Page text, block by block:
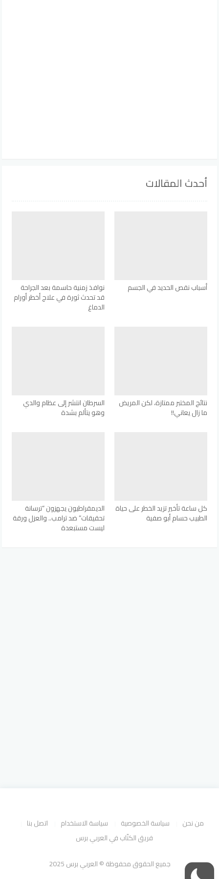
أحدث المقالات
أسباب نقص الحديد في الجسم نوافذ زمنية حاسمة بعد الجراحة
قد تحدث ثورة في علاج أخطر أورام
الدماغ
نتائج المختبر ممتازة، لكن المريض
ما زال يعاني!!
السرطان انتشر إلى عظام والدي
وهو يتألم بشدة
كل ساعة تأخير تزيد الخطر على حياة
الطبيب حسام أبو صفية
الديمقراطيون يجهزون “ترسانة
تحقيقات” ضد ترامب.. والعزل ورقة
ليست مستبعدة
من نحن سياسة الخصوصية سياسة الاستخدام
اتصل بنا
فريق الكتّاب في العربي برس
جميع الحقوق محفوظة © العربي برس 2025